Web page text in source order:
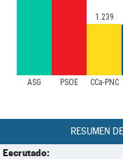
ASG PSOE CCa-PNC
1.239
RESUMEN
Escrutado: